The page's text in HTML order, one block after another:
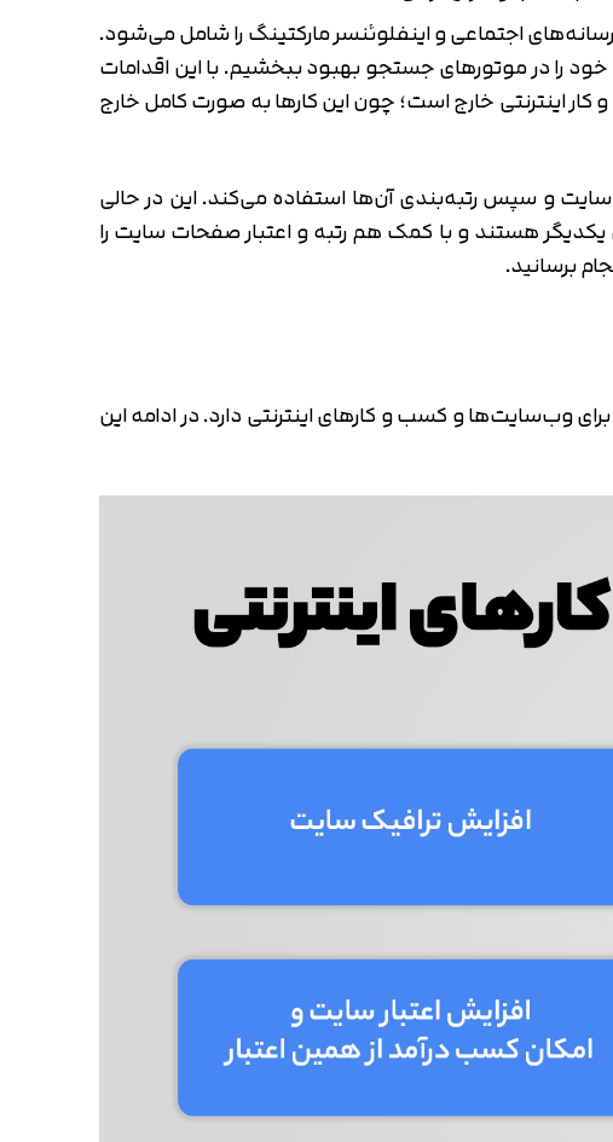
مواردی در درون وب‌سایت است. بهینه‌سازی کلمه
کار می‌توانید با کلمه کلیدی هدف، در موتورهای جستجو
کسب و کار اینترنتی است.
اینترنتی خارج است؛ چون این کارها به صورت کامل خارج
هستند و با کمک هم رتبه و اعتبار صفحات سایت را
برسانید.